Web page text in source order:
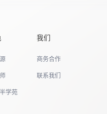
学苑
我们
商务合作
联系我们